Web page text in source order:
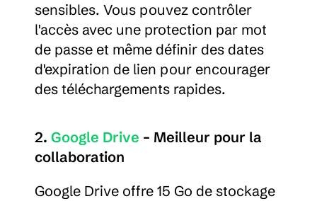
sensibles. Vous pouvez contrôler
l'accès avec une protection par mot
de passe et même définir des dates
d'expiration de lien pour encourager
des téléchargements rapides.
2. Google Drive – Meilleur pour la
collaboration
Google Drive offre 15 Go de stockage